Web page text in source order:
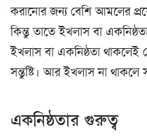
করানোর জন্য বেশি আমলের
কিন্তু তাতে ইখলাস বা
ইখলাস বা একনিষ্ঠতা
সন্তুষ্টি। আর ইখলাস না
একনিষ্ঠতার গুরুত্ব